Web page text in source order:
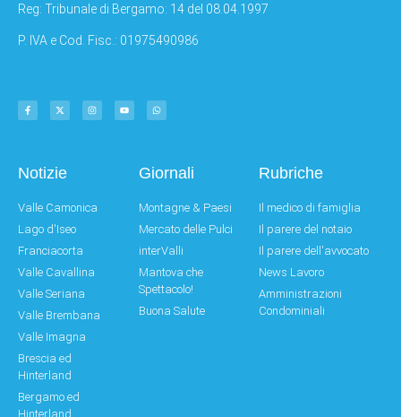
Reg: Tribunale di Bergamo: 14 del 08.04.1997
P. IVA e Cod. Fisc.: 01975490986
Notizie
Valle Camonica
Lago d'Iseo
Franciacorta
Valle Cavallina
Valle Seriana
Valle Brembana
Valle Imagna
Brescia ed
Hinterland
Bergamo ed
Hinterland
Giornali
Montagne & Paesi
Mercato delle Pulci
interValli
Mantova che
Spettacolo!
Buona Salute
Rubriche
Il medico di famiglia
Il parere del notaio
Il parere dell'avvocato
News Lavoro
Amministrazioni
Condominiali